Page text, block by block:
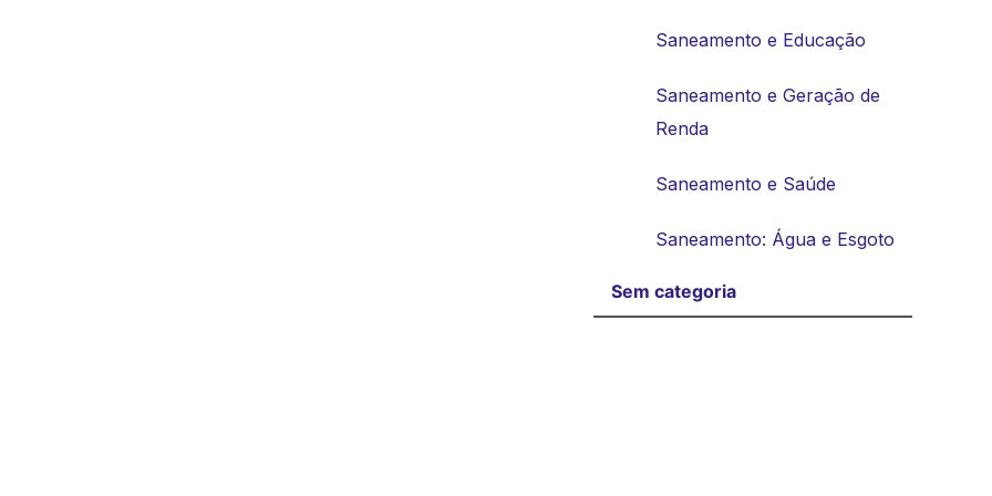
Saneamento e Educação
Saneamento e Geração de
Renda
Saneamento e Saúde
Saneamento: Água e Esgoto
Sem categoria